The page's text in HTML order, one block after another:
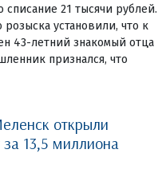
списание 21 тысячи рублей.
установили, что к
43-летний знакомый отца
признался, что
открыли
13,5 миллиона